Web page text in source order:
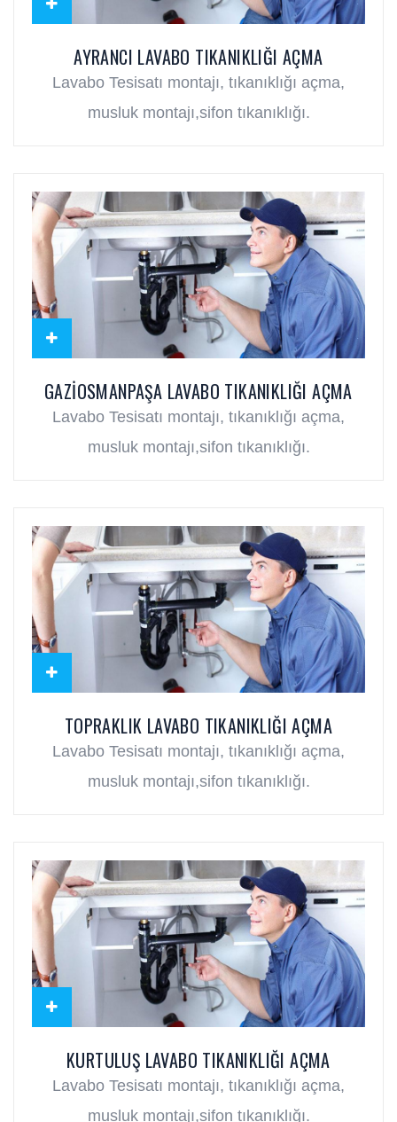
AYRANCI LAVABO TIKANIKLIĞI AÇMA
Lavabo Tesisatı montajı, tıkanıklığı açma,
musluk montajı,sifon tıkanıklığı.
GAZIOSMANPAŞA LAVABO TIKANIKLIĞI AÇMA
Lavabo Tesisatı montajı, tıkanıklığı açma,
musluk montajı,sifon tıkanıklığı.
TOPRAKLIK LAVABO TIKANIKLIĞI AÇMA
Lavabo Tesisatı montajı, tıkanıklığı açma,
musluk montajı,sifon tıkanıklığı.
KURTULUŞ LAVABO TIKANIKLIĞI AÇMA
Lavabo Tesisatı montajı, tıkanıklığı açma,
musluk montajı,sifon tıkanıklığı.